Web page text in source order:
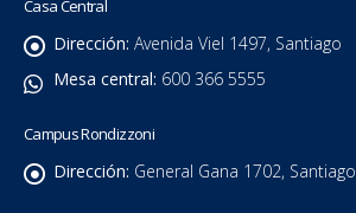
Casa Central
Dirección: Avenida Viel 1497, Santiago
Mesa central: 600 366 5555
Campus Rondizzoni
Dirección: General Gana 1702, Santiago